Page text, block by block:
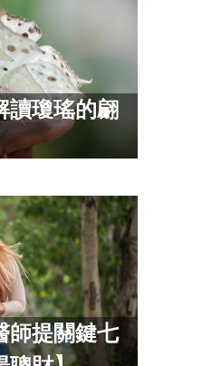
瓊瑤的翩
提關鍵七